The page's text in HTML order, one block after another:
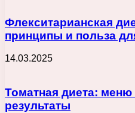
Флекситарианская
принципы и польза
14.03.2025
Томатная диета:
результаты